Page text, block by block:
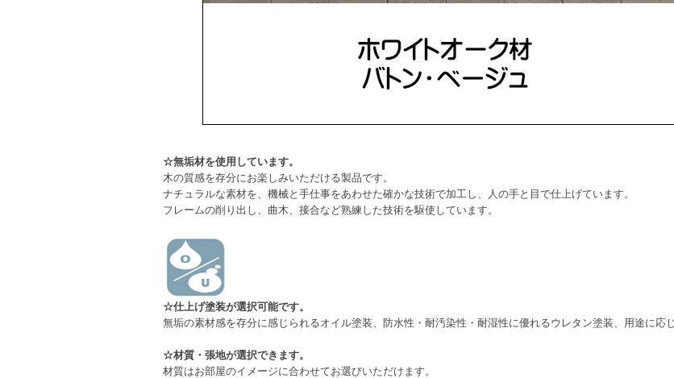
☆無垢材を使用しています。
木の質感を存分にお楽しみいただける製品です。
ナチュラルな素材を、機械と手仕事をあわせた確かな技術で加工し、人の手と目で仕上げています。
フレームの削り出し、曲木、接合など熟練した技術を駆使しています。
☆仕上げ塗装が選択可能です。
無垢の素材感を存分に感じられるオイル塗装、防水性・耐汚染性・耐湿性に優れるウレタン塗装、用途に応
☆材質・張地が選択できます。
材質はお部屋のイメージに合わせてお選びいただけます。